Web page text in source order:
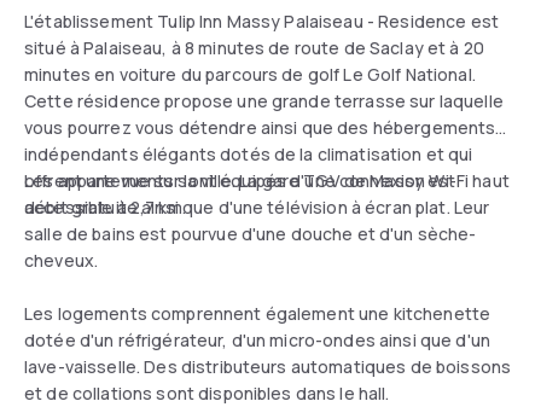
L'établissement Tulip Inn Massy Palaiseau - Residence est
situé à Palaiseau, à 8 minutes de route de Saclay et à 20
minutes en voiture du parcours de golf Le Golf National.
Cette résidence propose une grande terrasse sur laquelle
vous pourrez vous détendre ainsi que des hébergements
indépendants élégants dotés de la climatisation et qui
offrent une vue sur la ville. La gare TGV de Massy est
accessible à 2,7 km.
Les appartements sont équipés d'une connexion Wi-Fi haut
débit gratuite ainsi que d'une télévision à écran plat. Leur
salle de bains est pourvue d'une douche et d'un sèche-
cheveux.
Les logements comprennent également une kitchenette
dotée d'un réfrigérateur, d'un micro-ondes ainsi que d'un
lave-vaisselle. Des distributeurs automatiques de boissons
et de collations sont disponibles dans le hall.